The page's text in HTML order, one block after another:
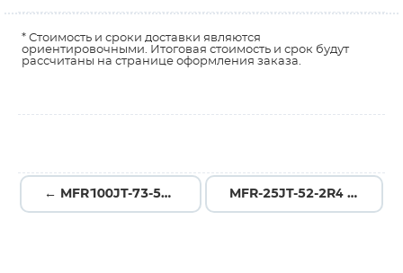
* Стоимость и сроки доставки являются
ориентировочными. Итоговая стоимость и срок будут
рассчитаны на странице оформления заказа.
← MFR100JT-73-5K6 MFR-25JT-52-2R4 →